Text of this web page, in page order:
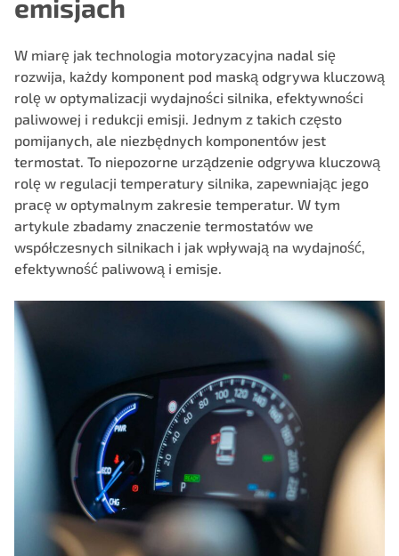
emisjach
W miarę jak technologia motoryzacyjna nadal się
rozwija, każdy komponent pod maską odgrywa kluczową
rolę w optymalizacji wydajności silnika, efektywności
paliwowej i redukcji emisji. Jednym z takich często
pomijanych, ale niezbędnych komponentów jest
termostat. To niepozorne urządzenie odgrywa kluczową
rolę w regulacji temperatury silnika, zapewniając jego
pracę w optymalnym zakresie temperatur. W tym
artykule zbadamy znaczenie termostatów we
współczesnych silnikach i jak wpływają na wydajność,
efektywność paliwową i emisje.